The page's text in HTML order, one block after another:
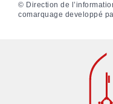
© Direction de
comarquage developpé